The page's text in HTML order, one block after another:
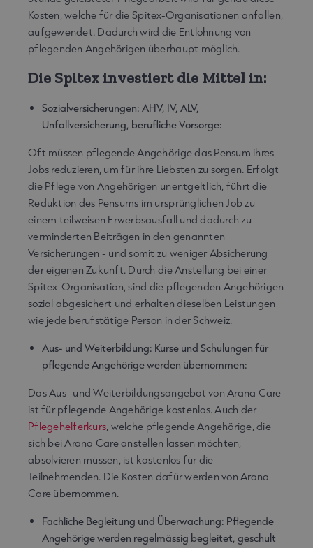
Kosten, welche für die Spitex-Organisationen anfallen,
aufgewendet. Dadurch wird die Entlohnung von
pflegenden Angehörigen überhaupt möglich.
Die Spitex investiert die Mittel in:
Sozialversicherungen: AHV, IV, ALV,
Unfallversicherung, berufliche Vorsorge:
Oft müssen pflegende Angehörige das Pensum ihres
Jobs reduzieren, um für ihre Liebsten zu sorgen. Erfolgt
die Pflege von Angehörigen unentgeltlich, führt die
Reduktion des Pensums im ursprünglichen Job zu
einem teilweisen Erwerbsausfall und dadurch zu
verminderten Beiträgen in den genannten
Versicherungen - und somit zu weniger Absicherung
der eigenen Zukunft. Durch die Anstellung bei einer
Spitex-Organisation, sind die pflegenden Angehörigen
sozial abgesichert und erhalten dieselben Leistungen
wie jede berufstätige Person in der Schweiz.
Aus- und Weiterbildung: Kurse und Schulungen für
pflegende Angehörige werden übernommen:
Das Aus- und Weiterbildungsangebot von Arana Care
ist für pflegende Angehörige kostenlos. Auch der
Pflegehelferkurs , welche pflegende Angehörige, die
sich bei Arana Care anstellen lassen möchten,
absolvieren müssen, ist kostenlos für die
Teilnehmenden. Die Kosten dafür werden von Arana
Care übernommen.
Fachliche Begleitung und Überwachung: Pflegende
Angehörige werden regelmässig begleitet, geschult